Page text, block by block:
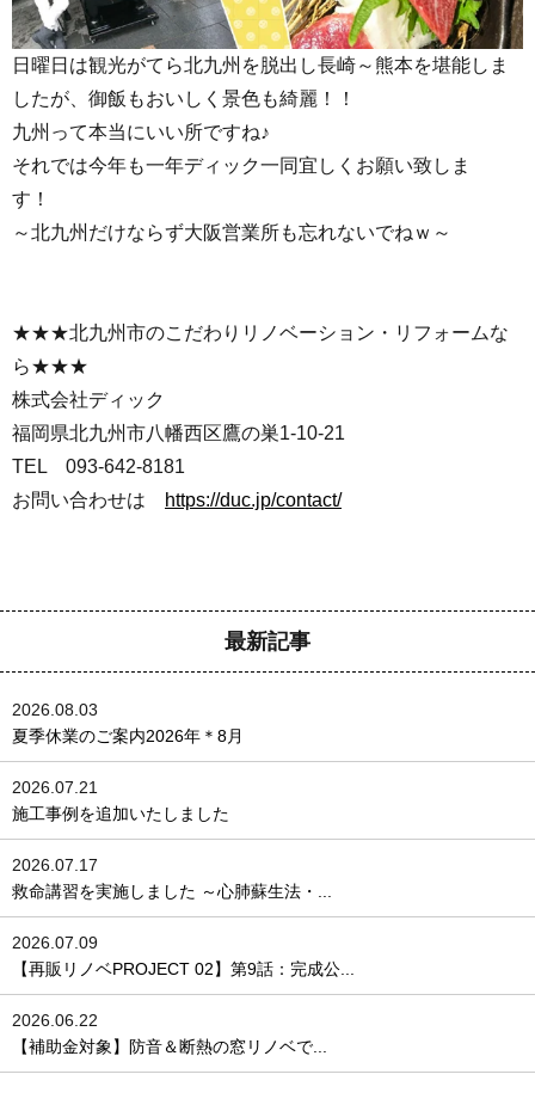
日曜日は観光がてら北九州を脱出し長崎～熊本を堪能しま
したが、御飯もおいしく景色も綺麗！！
九州って本当にいい所ですね♪
それでは今年も一年ディック一同宜しくお願い致しま
す！
～北九州だけならず大阪営業所も忘れないでねｗ～
★★★北九州市のこだわりリノベーション・リフォームな
ら★★★
株式会社ディック
福岡県北九州市八幡西区鷹の巣1-10-21
TEL 093-642-8181
お問い合わせは
https://duc.jp/contact/
最新記事
2026.08.03
夏季休業のご案内2026年＊8月
2026.07.21
施工事例を追加いたしました
2026.07.17
救命講習を実施しました ～心肺蘇生法・...
2026.07.09
【再販リノベPROJECT 02】第9話：完成公...
2026.06.22
【補助金対象】防音＆断熱の窓リノベで...